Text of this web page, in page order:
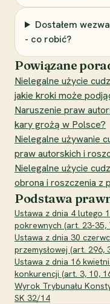
Dostałem
- co robić?
Powiązane
Nielegalne użycie
jakie kroki może
Naruszenie praw
kary grożą w Polsce?
Nielegalne używanie
praw autorskich i
Nielegalne użycie
obrona i roszczenia z
Podstawa
Ustawa z dnia 4 lutego
pokrewnych (art. 23-35,
Ustawa z dnia 30
przemysłowej (art. 296,
Ustawa z dnia 16
konkurencji (art. 3, 10,
Wyrok Trybunału
SK 32/14